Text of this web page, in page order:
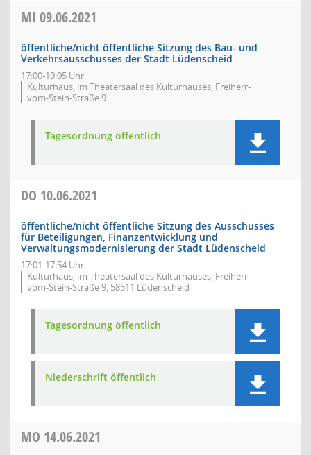
MI 09.06.2021
öffentliche/nicht öffentliche Sitzung des Bau- und
Verkehrsausschusses der Stadt Lüdenscheid
17:00-19:05 Uhr
Kulturhaus, im Theatersaal des Kulturhauses, Freiherr-
vom-Stein-Straße 9
Tagesordnung öffentlich
DO 10.06.2021
öffentliche/nicht öffentliche Sitzung des Ausschusses
für Beteiligungen, Finanzentwicklung und
Verwaltungsmodernisierung der Stadt Lüdenscheid
17:01-17:54 Uhr
Kulturhaus, im Theatersaal des Kulturhauses, Freiherr-
vom-Stein-Straße 9, 58511 Lüdenscheid
Tagesordnung öffentlich
Niederschrift öffentlich
MO 14.06.2021